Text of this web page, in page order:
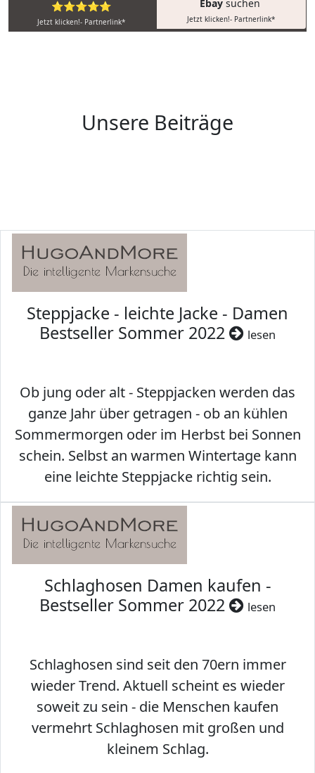
⭐⭐⭐⭐⭐
Jetzt klicken!- Partnerlink*
Ebay suchen
Jetzt klicken!- Partnerlink*
Unsere Beiträge
Steppjacke - leichte Jacke - Damen
Bestseller Sommer 2022
lesen
Ob jung oder alt - Steppjacken werden das
ganze Jahr über getragen - ob an kühlen
Sommermorgen oder im Herbst bei Sonnen
schein. Selbst an warmen Wintertage kann
eine leichte Steppjacke richtig sein.
Schlaghosen Damen kaufen -
Bestseller Sommer 2022
lesen
Schlaghosen sind seit den 70ern immer
wieder Trend. Aktuell scheint es wieder
soweit zu sein - die Menschen kaufen
vermehrt Schlaghosen mit großen und
kleinem Schlag.